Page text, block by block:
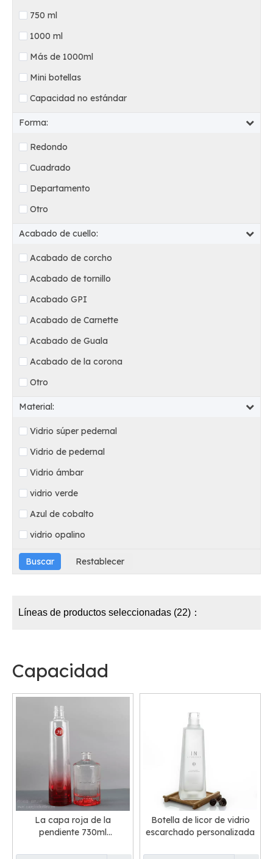
750 ml
1000 ml
Más de 1000ml
Mini botellas
Capacidad no estándar
Forma:
Redondo
Cuadrado
Departamento
Otro
Acabado de cuello:
Acabado de corcho
Acabado de tornillo
Acabado GPI
Acabado de Carnette
Acabado de Guala
Acabado de la corona
Otro
Material:
Vidrio súper pedernal
Vidrio de pedernal
Vidrio ámbar
vidrio verde
Azul de cobalto
vidrio opalino
Líneas de productos seleccionadas (22)：
Capacidad
La capa roja de la
pendiente 730ml
empaquetado de cristal de
Botella de licor de vidrio
escarchado personalizada